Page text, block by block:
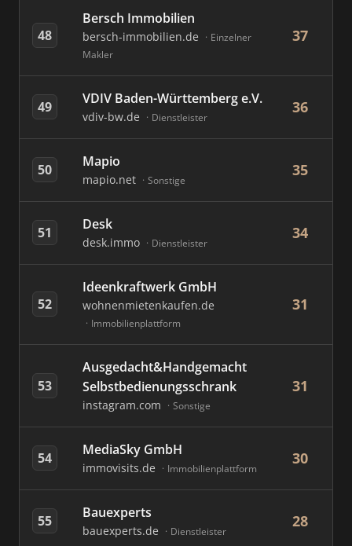
48
Bersch Immobilien
bersch-immobilien.de
Einzelner
Makler
37
49 VDIV Baden-Württemberg e.V.
vdiv-bw.de Dienstleister
36
50 Mapio
mapio.net Sonstige
35
51 Desk
desk.immo Dienstleister
34
52
Ideenkraftwerk GmbH
wohnenmietenkaufen.de
Immobilienplattform
31
53
Ausgedacht&Handgemacht
Selbstbedienungsschrank
instagram.com Sonstige
31
54 MediaSky GmbH
immovisits.de Immobilienplattform
30
55 Bauexperts
bauexperts.de Dienstleister
28